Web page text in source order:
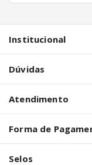
Institucional
Dúvidas
Atendimento
Forma de
Selos